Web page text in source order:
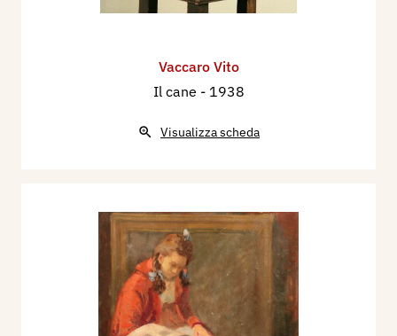
Vaccaro Vito
Il cane - 1938
Visualizza scheda